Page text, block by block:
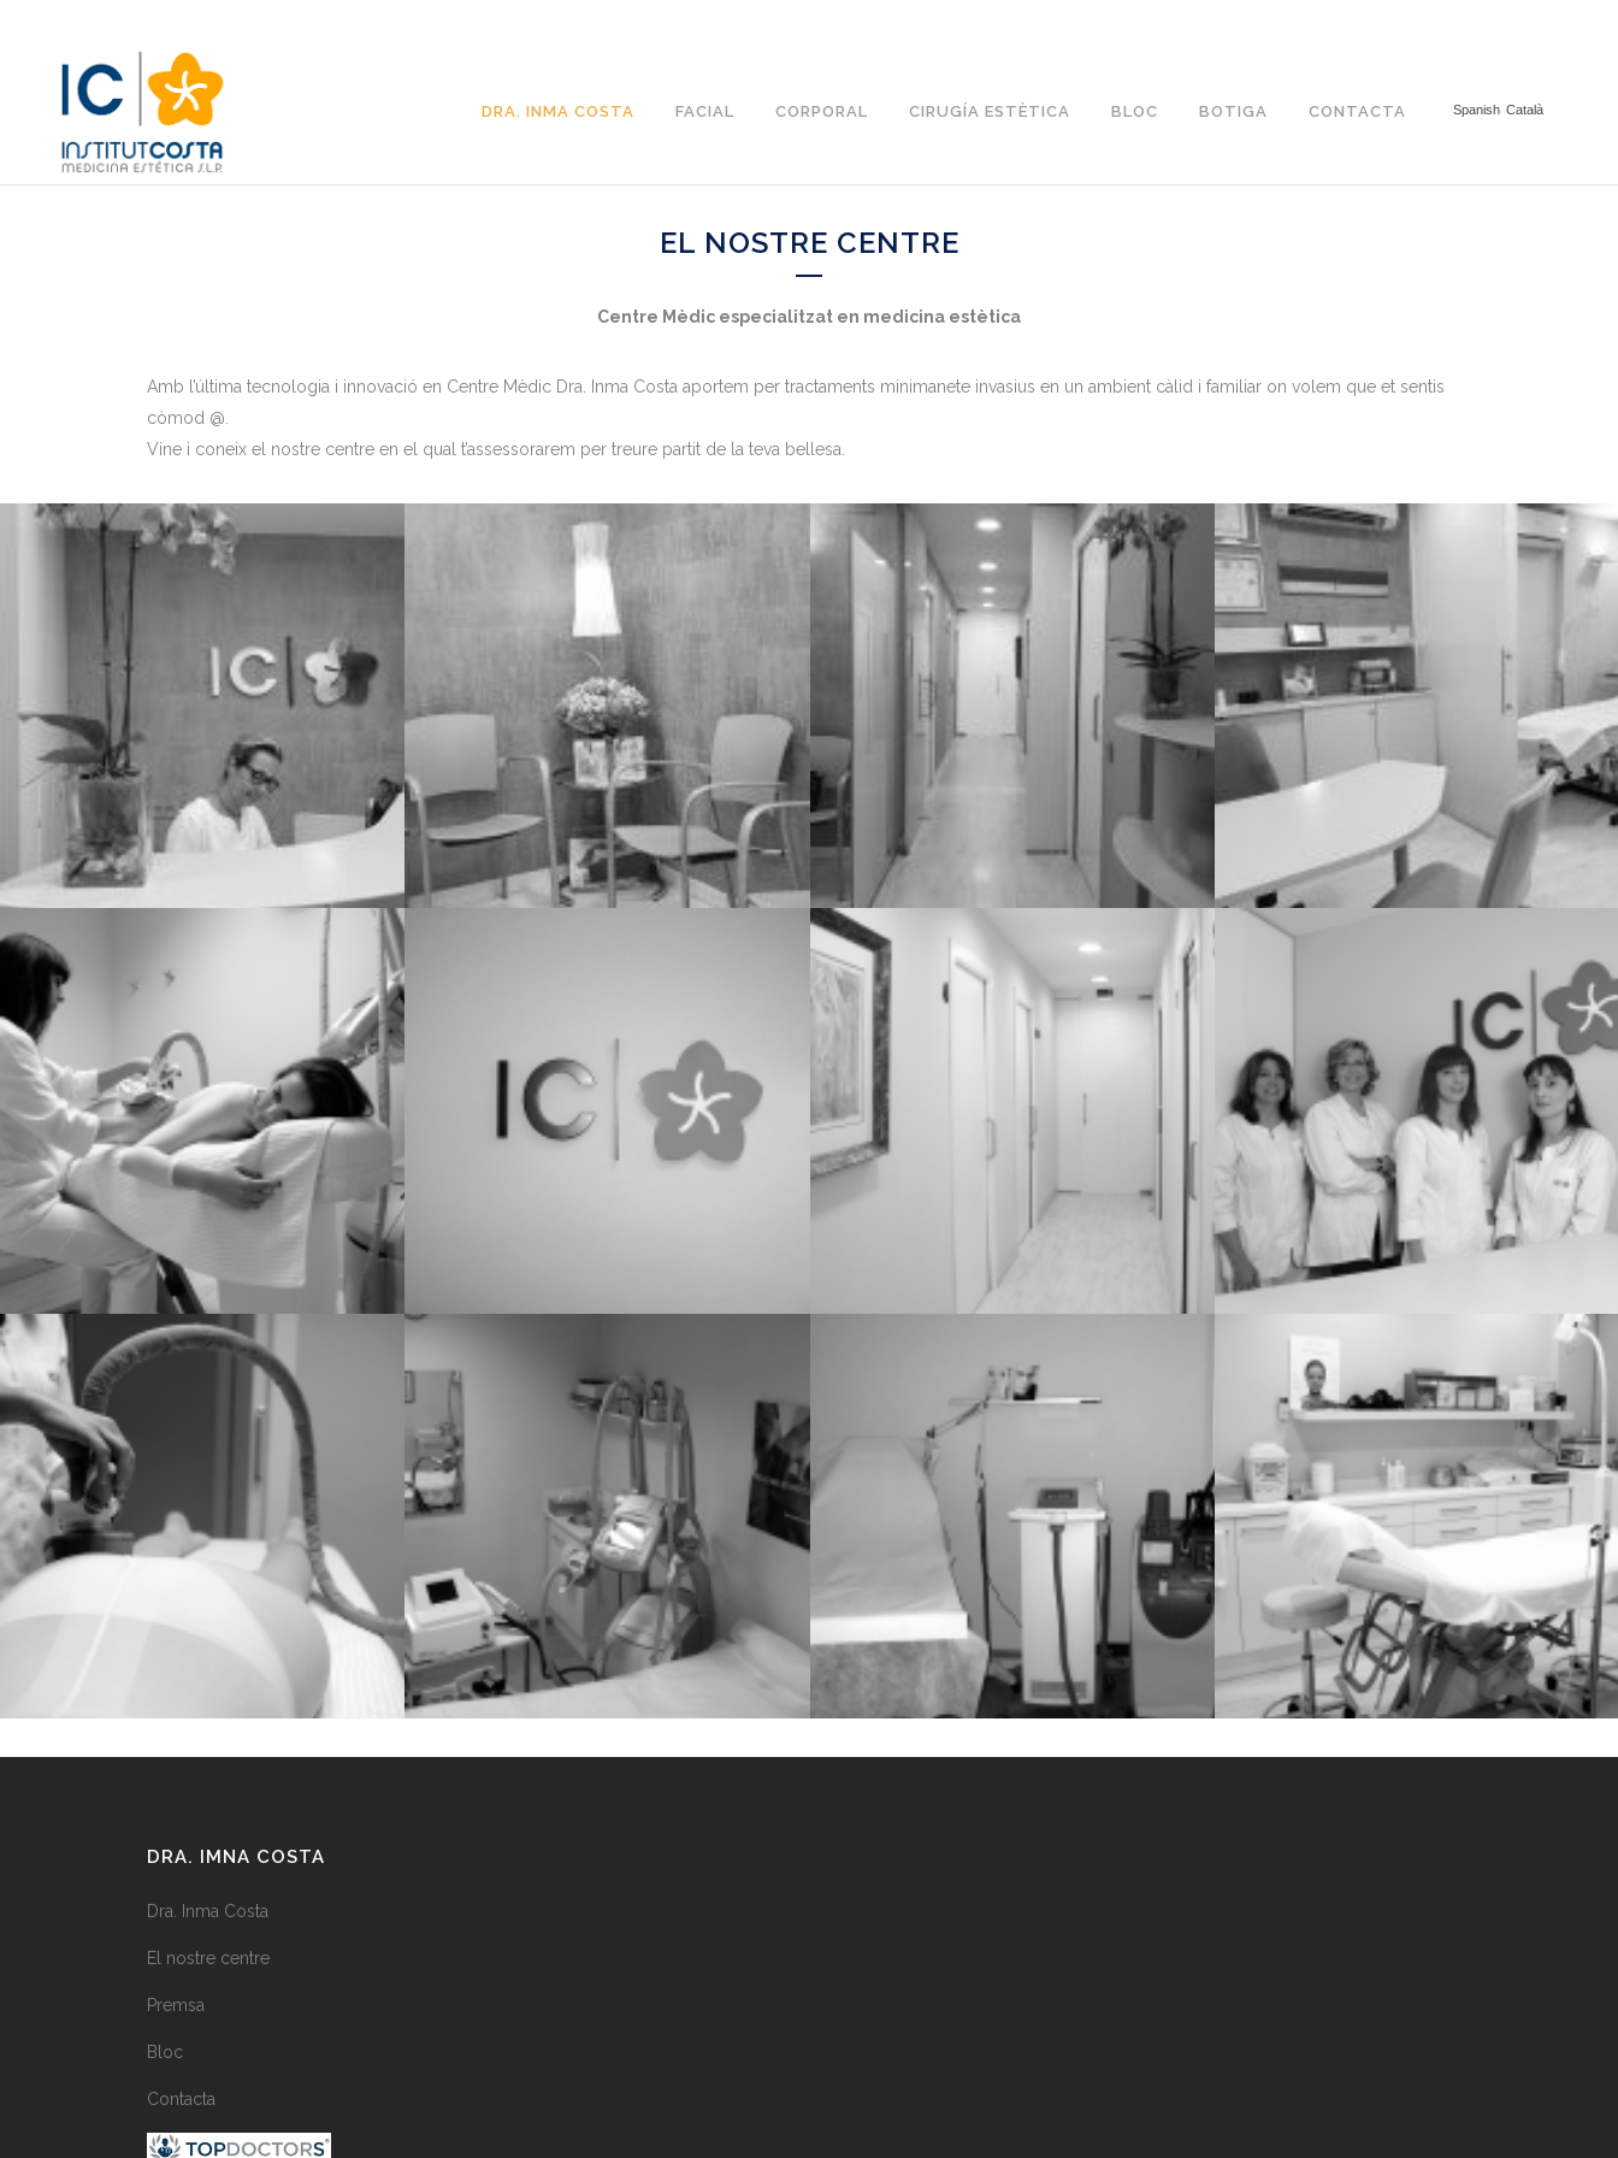
Spanish Català
DRA. INMA COSTA FACIAL CORPORAL CIRUGÍA ESTÈTICA BLOC BOTIGA CONTACTA
EL NOSTRE CENTRE
Centre Mèdic especialitzat en medicina estètica
Amb l’última tecnologia i innovació en Centre Mèdic Dra. Inma Costa aportem per tractaments minimanete invasius en un ambient càlid i familiar on volem que et sentis
còmod @.
Vine i coneix el nostre centre en el qual t’assessorarem per treure partit de la teva bellesa.
DRA. IMNA COSTA
Dra. Inma Costa
El nostre centre
Premsa
Bloc
Contacta